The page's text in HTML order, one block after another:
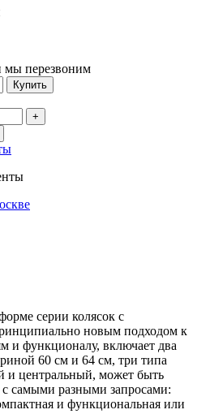
мы перезвоним
Купить
+
серии колясок с
новым подходом к
и функционалу, включает два
60 см и 64 см, три типа
и центральный, может быть
с самыми разными запросами:
и функциональная или